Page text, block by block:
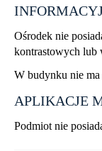
Ośrodek nie
kontrastowych lub
W budynku nie
APLIKACJE
Podmiot nie